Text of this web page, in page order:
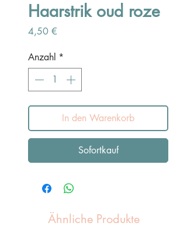
Haarstrik oud roze
4,50 €
Anzahl *
In den Warenkorb
Sofortkauf
Ähnliche Produkte